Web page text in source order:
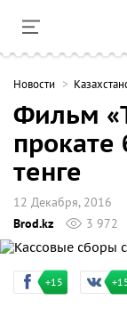
Новости
Фильм
тенге
12 Декабря, 2016
Brod.kz
3 972
+15